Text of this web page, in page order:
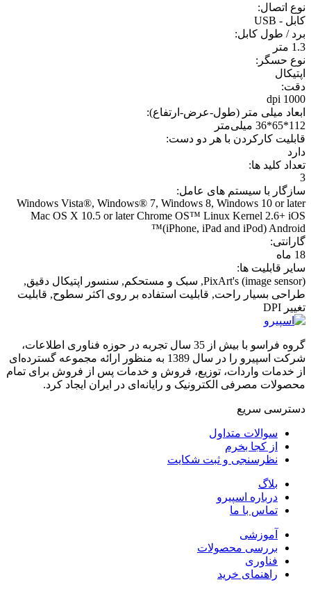
نوع اتصال:
کابل - USB
برد / طول کابل:
1.3 متر
نوع حسگر:
اپتيکال
دقت:
1000 dpi
ابعاد میلی متر (طول-عرض-ارتفاع):
112*65*36 میلی‌متر
قابليت کارکردن با هر دو دست:
دارد
تعداد کلید ها:
3
سازگار با سیستم های عامل:
Windows Vista®, Windows® 7, Windows 8, Windows 10 or later
Mac OS X 10.5 or later Chrome OS™ Linux Kernel 2.6+ iOS
(iPhone, iPad and iPod) Android™
گارانتی:
18 ماه
سایر قابلیت ها:
PixArt's (image sensor), سبک و مستحکم, سنسور اپتیکال دقیق,
طراحی بسیار راحت, قابلیت استفاده بر روی اکثر سطوح, قابلیت
تغییر DPI
گروه فراسو با بیش از 35 سال تجربه در حوزه فناوری اطلاعات،
شرکت اسپیرو را در سال 1389 به منظور ارائه مجموعه گسترده‌ای
از خدمات واردات، توزیع، فروش و خدمات پس از فروش برای تمام
محصولات مصرفی الکترونیک و رایانه‌ای در ایران ایجاد کرد.
دسترسی‌ سریع
سوالات متداول
از کجا بخرم
نظرسنجی و ثبت شکایت
بلاگ
درباره اسپیرو
تماس با ما
آموزشی
بررسی محصولات
فناوری
راهنمای خرید